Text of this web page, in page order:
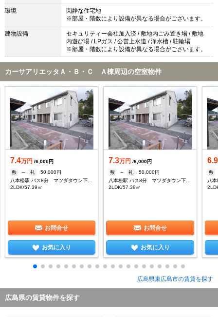
環境
閑静な住宅地
※部屋・階数により設備が異なる場合がございます。
建物設備
セキュリティー会社加入済 / 敷地内ごみ置き場 / 敷地
内遊び場 / LPガス / 公営上水道 / 浄水槽 / 駐輪場
※部屋・階数により設備が異なる場合がございます。
カーサアリエッタＡ・Ｂ・Ｃ Ａ棟周辺の空室物件
7.4万円 /6,000円
敷
-- 礼
50,000円
八本松駅 バス8分 マツダタウン下車：停歩4分
2LDK/57.39㎡
お問合せ
お気に入り
7.3万円 /6,000円
敷
-- 礼
50,000円
2LDK/57.39㎡
お問合せ
お気に入り
6.9
敷
広島県東広島市の賃貸を探す
広島県の賃貸物件を探す